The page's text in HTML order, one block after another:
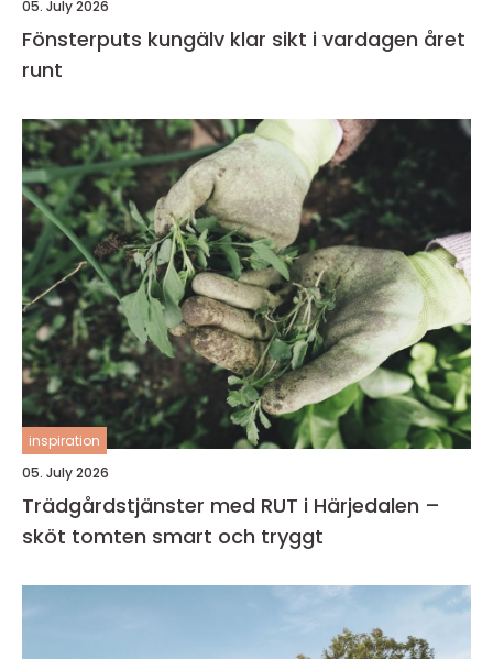
05. July 2026
Fönsterputs kungälv klar sikt i vardagen året
runt
inspiration
05. July 2026
Trädgårdstjänster med RUT i Härjedalen –
sköt tomten smart och tryggt